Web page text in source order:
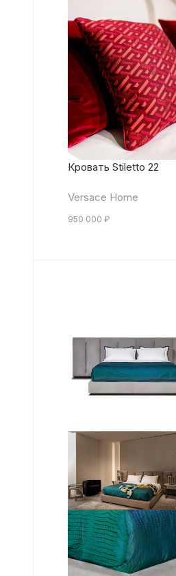
Кровать Stiletto 22
Versace Home
950 000 ₽